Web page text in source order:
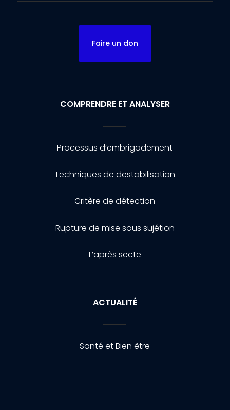
Faire un don
COMPRENDRE ET ANALYSER
Processus d’embrigadement
Techniques de destabilisation
Critère de détection
Rupture de mise sous sujétion
L’après secte
ACTUALITÉ
Santé et Bien être